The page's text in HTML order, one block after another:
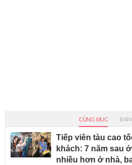
CÙNG MỤC
Tiếp viên tàu cao
khách: 7 năm sau
nhiều hơn ở nhà,